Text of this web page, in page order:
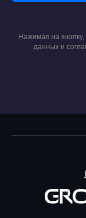
Нажимая на
данных и